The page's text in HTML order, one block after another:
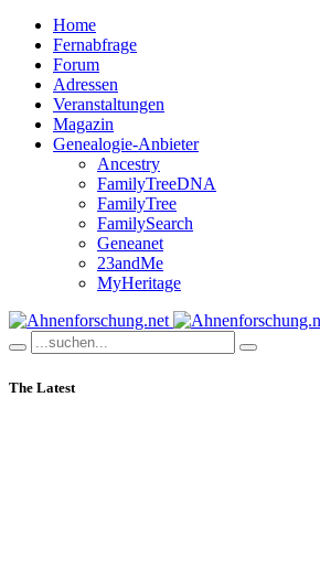
Home
Fernabfrage
Forum
Adressen
Veranstaltungen
Magazin
Genealogie-Anbieter
Ancestry
FamilyTreeDNA
FamilyTree
FamilySearch
Geneanet
23andMe
MyHeritage
The Latest